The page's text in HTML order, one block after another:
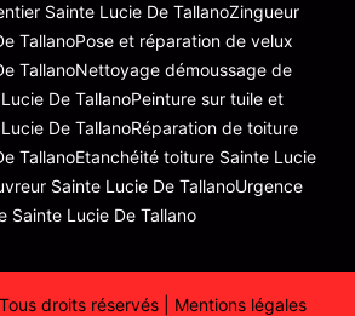
Sainte Lucie De TallanoZingueur
TallanoPose et réparation de velux
TallanoNettoyage démoussage de
De TallanoPeinture sur tuile et
De TallanoRéparation de toiture
TallanoEtanchéité toiture Sainte Lucie
Sainte Lucie De TallanoUrgence
Sainte Lucie De Tallano
droits réservés | Mentions légales